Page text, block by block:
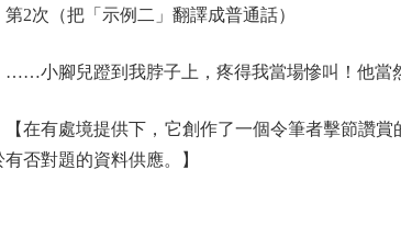
次（把「示例二」翻譯成普通話）
腳兒蹬到我脖子上，疼得我當場慘叫！他當然
有處境提供下，它創作了一個令筆者擊節讚賞
有否對題的資料供應。】